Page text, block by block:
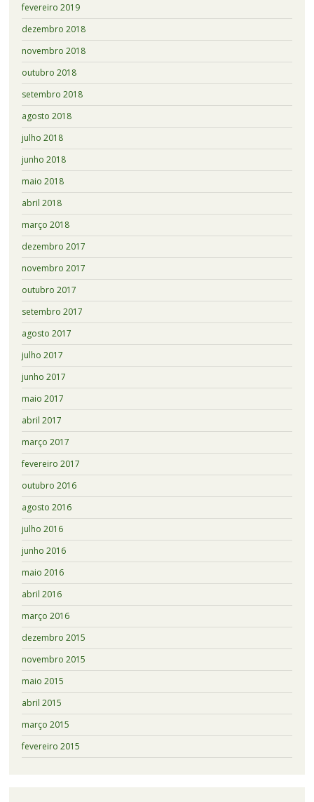
fevereiro 2019
dezembro 2018
novembro 2018
outubro 2018
setembro 2018
agosto 2018
julho 2018
junho 2018
maio 2018
abril 2018
março 2018
dezembro 2017
novembro 2017
outubro 2017
setembro 2017
agosto 2017
julho 2017
junho 2017
maio 2017
abril 2017
março 2017
fevereiro 2017
outubro 2016
agosto 2016
julho 2016
junho 2016
maio 2016
abril 2016
março 2016
dezembro 2015
novembro 2015
maio 2015
abril 2015
março 2015
fevereiro 2015